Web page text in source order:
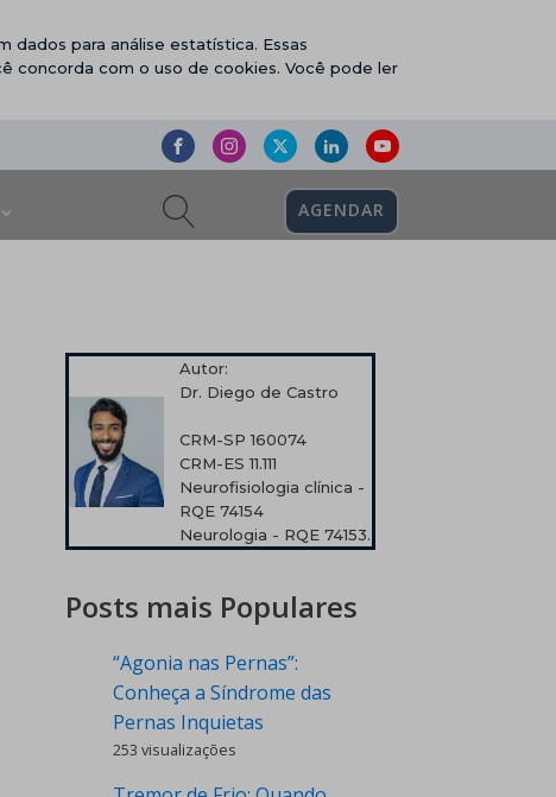
dados para análise estatística. Essas
concorda com o uso de cookies. Você pode ler
AGENDAR
Autor:
Dr. Diego de Castro
CRM-SP 160074
CRM-ES 11.111
Neurofisiologia clínica -
RQE 74154
Neurologia - RQE 74153.
Posts mais Populares
“Agonia nas Pernas”:
Conheça a Síndrome das
Pernas Inquietas
253 visualizações